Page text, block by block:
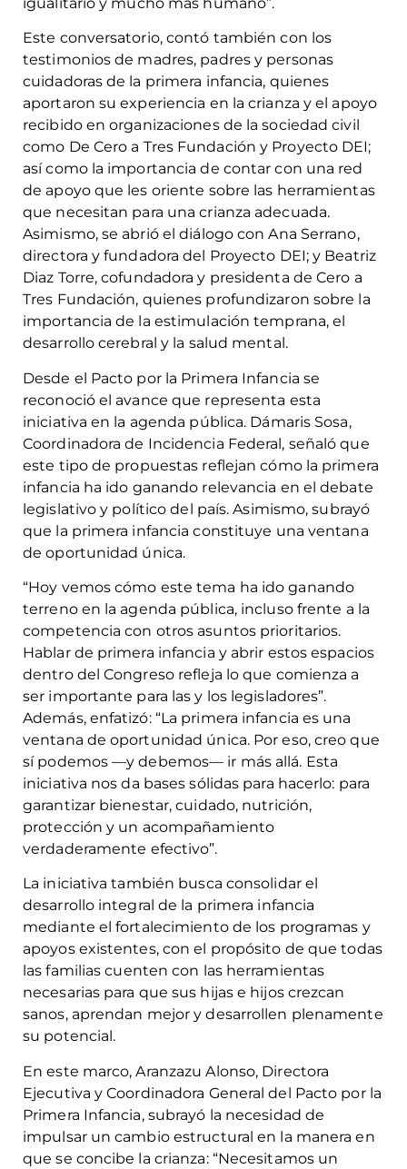
Este conversatorio, contó también con los
testimonios de madres, padres y personas
cuidadoras de la primera infancia, quienes
aportaron su experiencia en la crianza y el apoyo
recibido en organizaciones de la sociedad civil
como De Cero a Tres Fundación y Proyecto DEI;
así como la importancia de contar con una red
de apoyo que les oriente sobre las herramientas
que necesitan para una crianza adecuada.
Asimismo, se abrió el diálogo con Ana Serrano,
directora y fundadora del Proyecto DEI; y Beatriz
Diaz Torre, cofundadora y presidenta de Cero a
Tres Fundación, quienes profundizaron sobre la
importancia de la estimulación temprana, el
desarrollo cerebral y la salud mental.
Desde el Pacto por la Primera Infancia se
reconoció el avance que representa esta
iniciativa en la agenda pública. Dámaris Sosa,
Coordinadora de Incidencia Federal, señaló que
este tipo de propuestas reflejan cómo la primera
infancia ha ido ganando relevancia en el debate
legislativo y político del país. Asimismo, subrayó
que la primera infancia constituye una ventana
de oportunidad única.
“Hoy vemos cómo este tema ha ido ganando
terreno en la agenda pública, incluso frente a la
competencia con otros asuntos prioritarios.
Hablar de primera infancia y abrir estos espacios
dentro del Congreso refleja lo que comienza a
ser importante para las y los legisladores”.
Además, enfatizó: “La primera infancia es una
ventana de oportunidad única. Por eso, creo que
sí podemos —y debemos— ir más allá. Esta
iniciativa nos da bases sólidas para hacerlo: para
garantizar bienestar, cuidado, nutrición,
protección y un acompañamiento
verdaderamente efectivo”.
La iniciativa también busca consolidar el
desarrollo integral de la primera infancia
mediante el fortalecimiento de los programas y
apoyos existentes, con el propósito de que todas
las familias cuenten con las herramientas
necesarias para que sus hijas e hijos crezcan
sanos, aprendan mejor y desarrollen plenamente
su potencial.
En este marco, Aranzazu Alonso, Directora
Ejecutiva y Coordinadora General del Pacto por la
Primera Infancia, subrayó la necesidad de
impulsar un cambio estructural en la manera en
que se concibe la crianza: “Necesitamos un